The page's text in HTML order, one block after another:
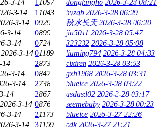
3-14 1 1097 dongfangho 2026-3-28 08:21
3-14 1 1043 hyzqb 2026-3-28 06:29
3-14 0929 秋水长天 2026-3-28 06:20
3-14 0899 jin5011 2026-3-28 05:47
3-14 0724 323232 2026-3-28 05:08
2026-3-14 01189 liuming794 2026-3-28 04:33
14 2873 cixiren 2026-3-28 03:53
3-14 0847 gxh1968 2026-3-28 03:31
3-14 2738 blueice 2026-3-28 03:22
14 2867 asdasd02 2026-3-28 03:17
2026-3-14 0876 seemebaby 2026-3-28 00:23
3-14 21173 blueice 2026-3-27 22:26
3-14 31159 cdk 2026-3-27 21:21